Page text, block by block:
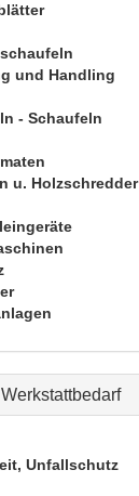
und Handling
- Schaufeln
u. Holzschredder
Unfallschutz